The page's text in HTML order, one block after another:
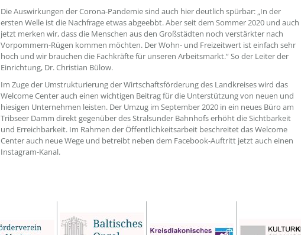
Die Auswirkungen der Corona-Pandemie sind auch hier deutlich spürbar: „In der
ersten Welle ist die Nachfrage etwas abgeebbt. Aber seit dem Sommer 2020 und auch
jetzt merken wir, dass die Menschen aus den Großstädten noch verstärkter nach
Vorpommern-Rügen kommen möchten. Der Wohn- und Freizeitwert ist einfach sehr
hoch und wir brauchen die Fachkräfte für unseren Arbeitsmarkt.“ So der Leiter der
Einrichtung, Dr. Christian Bülow.
Im Zuge der Umstrukturierung der Wirtschaftsförderung des Landkreises wird das
Welcome Center auch einen wichtigen Beitrag für die Unterstützung von neuen und
hiesigen Unternehmen leisten. Der Umzug im September 2020 in ein neues Büro am
Tribseer Damm direkt gegenüber des Stralsunder Bahnhofs erhöht die Sichtbarkeit
und Erreichbarkeit. Im Rahmen der Öffentlichkeitsarbeit beschreitet das Welcome
Center auch neue Wege und betreibt neben dem Facebook-Auftritt jetzt auch einen
Instagram-Kanal.